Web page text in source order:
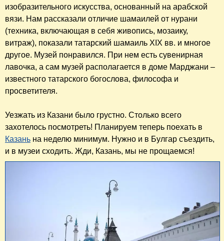
изобразительного искусства, основанный на арабской
вязи. Нам рассказали отличие шамаилей от нурани
(техника, включающая в себя живопись, мозаику,
витраж), показали татарский шамаиль XIX вв. и многое
другое. Музей понравился. При нем есть сувенирная
лавочка, а сам музей располагается в доме Марджани –
известного татарского богослова, философа и
просветителя.
Уезжать из Казани было грустно. Столько всего
захотелось посмотреть! Планируем теперь поехать в
Казань на неделю минимум. Нужно и в Булгар съездить,
и в музеи сходить. Жди, Казань, мы не прощаемся!